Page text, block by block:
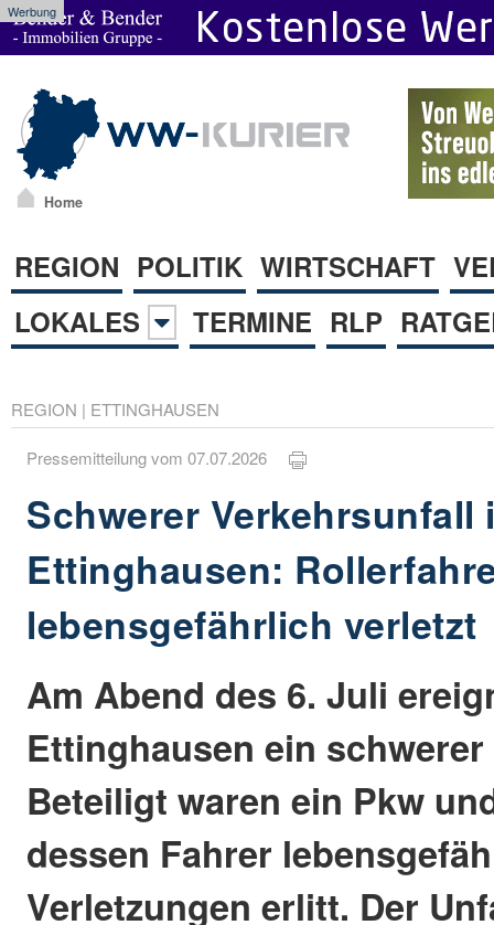
Werbung
Home
REGION POLITIK WIRTSCHAFT
LOKALES
TERMINE RLP
REGION | ETTINGHAUSEN
Pressemitteilung vom 07.07.2026
Schwerer Verkehrsunfall
Ettinghausen:
lebensgefährlich verletzt
Am Abend des 6. Juli
Ettinghausen ein
Beteiligt waren ein Pkw
dessen Fahrer
Verletzungen erlitt. Der